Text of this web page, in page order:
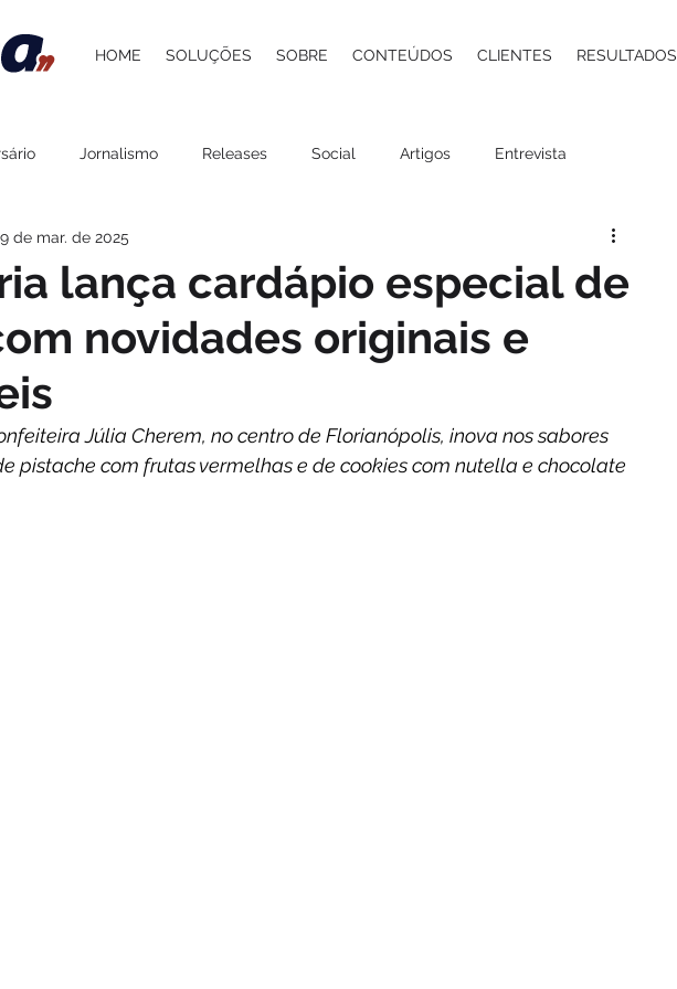
HOME SOLUÇÕES SOBRE CONTEÚDOS CLIENTES RESULTADOS
Jornalismo Releases Social Artigos Entrevista
Cultura
Gastronomia Lazer Agenda ESG Procedimentos Estéticos
lança cardápio especial de
novidades originais e
de mar. de 2025
Júlia Cherem, no centro de Florianópolis, inova nos sabores
pistache com frutas vermelhas e de cookies com nutella e chocolate